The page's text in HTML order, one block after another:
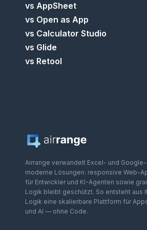
vs AppSheet
vs Open as App
vs Calculator Studio
vs Glide
vs Retool
Airrange verwandelt Excel- und
moderne Lösungen: responsive Web-
für Entwickler und KI-Agenten sowie
Logik bleibt geschützt. So entsteht aus
Logik eine skalierbare Plattform für
und AI — ohne Code.